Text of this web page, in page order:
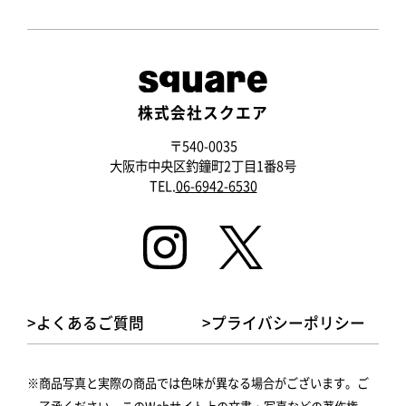
株式会社スクエア
〒540-0035
大阪市中央区釣鐘町2丁目1番8号
TEL.06-6942-6530
>よくあるご質問 >プライバシーポリシー
商品写真と実際の商品では色味が異なる場合がございます。ご